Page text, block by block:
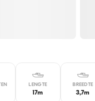
LENGTE
17m
BREEDTE
3,7m